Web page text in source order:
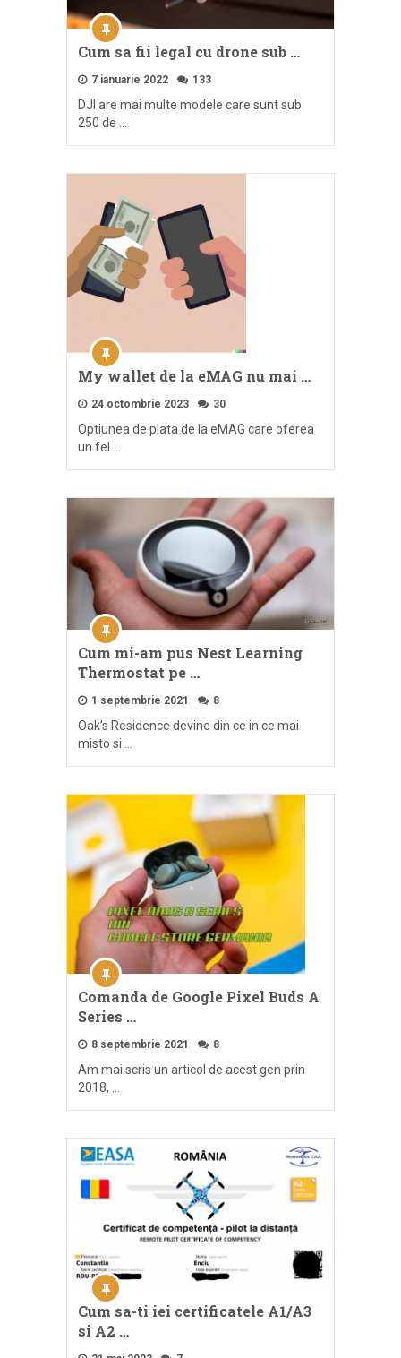
Cum sa fii legal cu drone sub …
7 ianuarie 2022 133
DJI are mai multe modele care sunt sub
250 de …
My wallet de la eMAG nu mai …
24 octombrie 2023 30
Optiunea de plata de la eMAG care oferea
un fel …
Cum mi-am pus Nest Learning
Thermostat pe …
1 septembrie 2021 8
Oak’s Residence devine din ce in ce mai
misto si …
Comanda de Google Pixel Buds A
Series …
8 septembrie 2021 8
Am mai scris un articol de acest gen prin
2018, …
Cum sa-ti iei certificatele A1/A3
si A2 …